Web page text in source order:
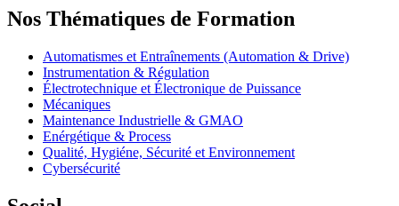
Nos Thématiques de Formation
Automatismes et Entraînements (Automation & Drive)
Instrumentation & Régulation
Électrotechnique et Électronique de Puissance
Mécaniques
Maintenance Industrielle & GMAO
Enérgétique & Process
Qualité, Hygiéne, Sécurité et Environnement
Cybersécurité